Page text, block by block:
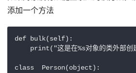
添加一个方法
def bulk(self):
print("这是在%s对象的类外部
class  Person(object):